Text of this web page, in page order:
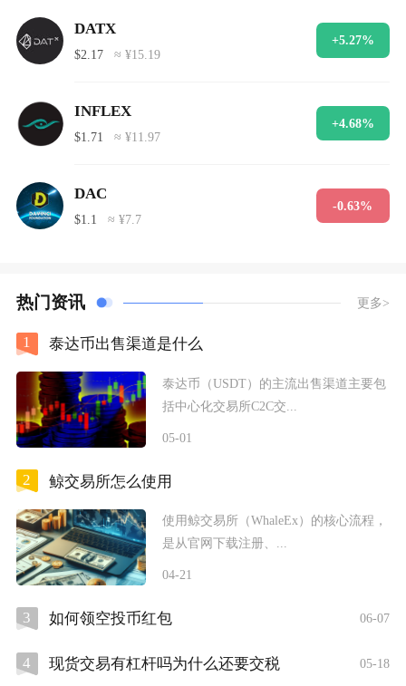
DATX
$2.17 ≈ ¥15.19
+5.27%
INFLEX
$1.71 ≈ ¥11.97
+4.68%
DAC
$1.1 ≈ ¥7.7
-0.63%
热门资讯 更多>
1 泰达币出售渠道是什么
泰达币（USDT）的主流出售渠道主要包
括中心化交易所C2C交...
05-01
2 鲸交易所怎么使用
使用鲸交易所（WhaleEx）的核心流程，
是从官网下载注册、...
04-21
3 如何领空投币红包 06-07
4 现货交易有杠杆吗为什么还要交税 05-18